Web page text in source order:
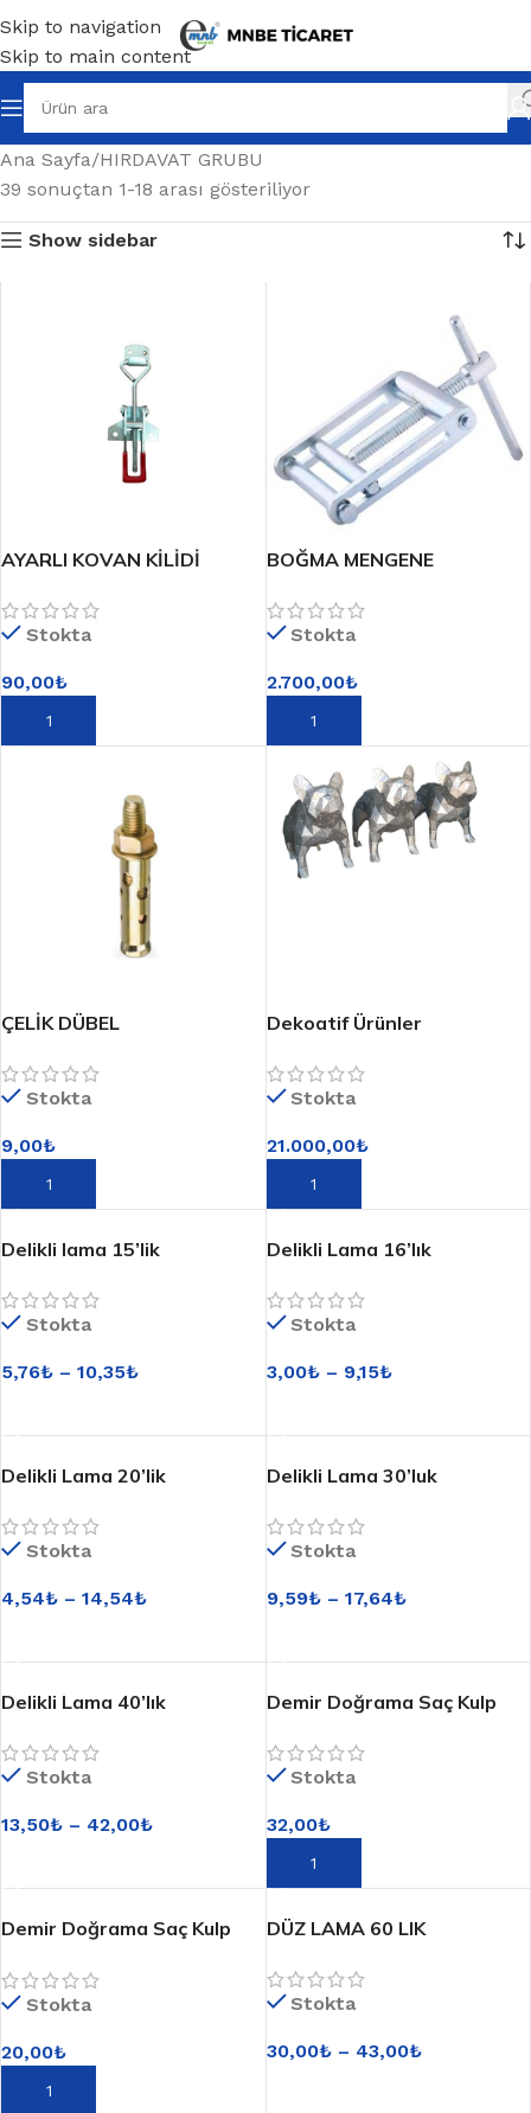
Skip to navigation
Skip to main content
Ana Sayfa HIRDAVAT GRUBU
39 sonuçtan 1-18 arası gösteriliyor
Show sidebar
AYARLI KOVAN KİLİDİ
Stokta
90,00₺
SEPETE EKLE
BOĞMA MENGENE
Stokta
2.700,00₺
SEPETE EKLE
ÇELİK DÜBEL
Stokta
9,00₺
SEPETE EKLE
Dekoatif Ürünler
Stokta
21.000,00₺
SEPETE EKLE
Delikli lama 15’lik
Stokta
5,76₺ – 10,35₺
Delikli Lama 16’lık
Stokta
3,00₺ – 9,15₺
Delikli Lama 20’lik
Stokta
4,54₺ – 14,54₺
Delikli Lama 30’luk
Stokta
9,59₺ – 17,64₺
Delikli Lama 40’lık
Stokta
13,50₺ – 42,00₺
Demir Doğrama Saç Kulp
Stokta
32,00₺
SEPETE EKLE
Demir Doğrama Saç Kulp
Stokta
20,00₺
SEPETE EKLE
DÜZ LAMA 60 LIK
Stokta
30,00₺ – 43,00₺